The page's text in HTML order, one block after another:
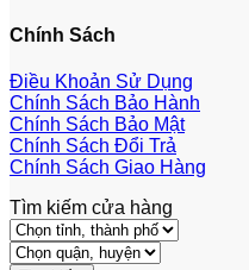
Chính Sách
Điều Khoản Sử Dụng
Chính Sách Bảo Hành
Chính Sách Bảo Mật
Chính Sách Đổi Trả
Chính Sách Giao Hàng
Tìm kiếm cửa hàng